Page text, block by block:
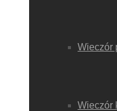
Wieczór
Wieczór